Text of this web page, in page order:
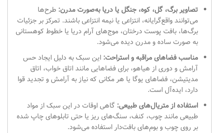
تصاویر برگ، گل، کوه، جنگل یا دریا به‌صورت مدرن: طرح‌ها
می‌توانند واقع‌گرایانه، انتزاعی یا نیمه انتزاعی باشند. تمرکز بر جزئیات
برگ‌ها، بافت پوست درختان، موج‌های آرام دریا یا خطوط کوهستانی
به صورت ساده و مدرن دیده می‌شود.
مناسب فضاهای مراقبه و استراحت: این سبک به دلیل ایجاد حس
آرامش و دوری از هیاهو، برای فضاهایی مانند اتاق خواب، اتاق
مدیتیشن، فضاهای یوگا یا هر مکانی که نیاز به آرامش و تجدید قوا
دارد، ایده‌آل است.
استفاده از متریال‌های طبیعی: گاهی اوقات در این سبک از مواد
طبیعی مانند چوب، کنف، سنگ‌های ریز یا حتی تابلوهای چاپ شده
بر روی چوب و بوم‌های بافت‌دار استفاده می‌شود.